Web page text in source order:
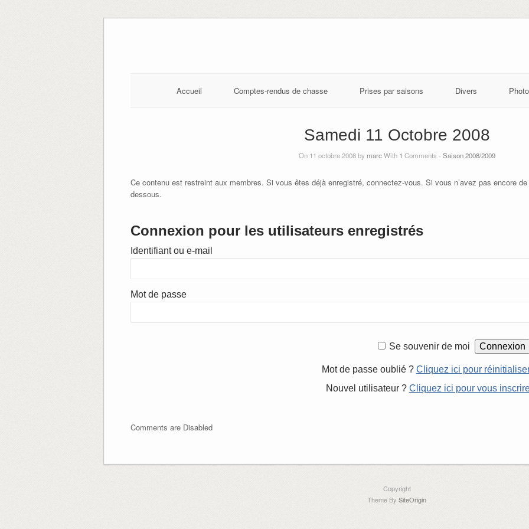
Accueil Comptes-rendus de chasse Prises par saisons Divers
Samedi 11 Octobre 2008
On 11 octobre 2008 by marcWith 1 Comments - Saison 2008/2009
Ce contenu est restreint aux membres. Si vous êtes déjà enregistré, connectez-vous. Si vous n’avez pas encore
dessous.
Connexion pour les utilisateurs enregistrés
Identifiant ou e-mail
Mot de passe
Se souvenir de moi
Mot de passe oublié ? Cliquez ici pour
Nouvel utilisateur ? Cliquez ici pour vous
Comments are Disabled
Copyright
Theme By SiteOrigin